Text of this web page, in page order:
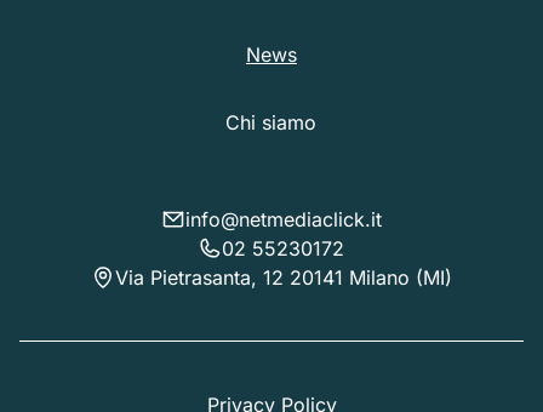
News
Chi siamo
info@netmediaclick.it
02 55230172
Via Pietrasanta, 12 20141 Milano (MI)
Privacy Policy